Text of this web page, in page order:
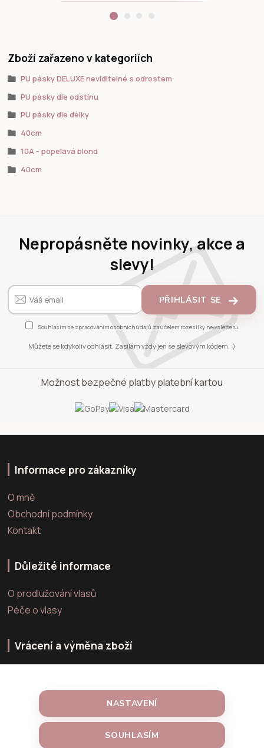
Zboží zařazeno v kategoriích
PU pásky DELUXE neviditelné s odrostem
PU pásky dle odstínu
PU pásky dle délky
40cm
10A - popelavá blond
40cm
Nepropásněte novinky, akce a
slevy!
PŘIHLÁSIT SE
Souhlasím se zpracováním osobních údajů za účelem rozesílky newsletteru.
Můžete se kdykoliv odhlásit. Zasílám vždy jen se slevovým kódem. :)
Možnost bezpečné platby platební kartou
Informace pro zákazníky
O mně
Obchodní podmínky
Kontakt
Důležité informace
O prodlužování vlasů
Péče o vlasy
Vrácení a výměna zboží
Vrácení zboží
NASTAVENÍ
SOUHLASÍM